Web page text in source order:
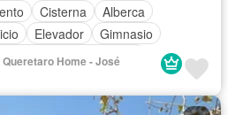
Cisterna
Alberca
Elevador
Gimnasio
con discapacidad
Internet
de televisión
Electricidad
Home - José